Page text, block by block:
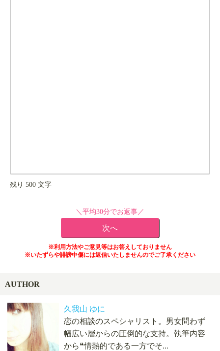
残り 500 文字
＼平均30分でお返事／
※利用方法やご意見等はお答えしておりません
※いたずらや誹謗中傷には返信いたしませんのでご了承ください
AUTHOR
久我山 ゆに
恋の相談のスペシャリスト。男女問わず
幅広い層からの圧倒的な支持。執筆内容
から❝情熱的である一方でそ...